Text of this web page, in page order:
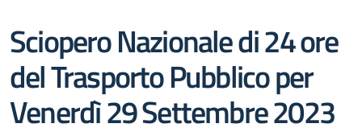
Sciopero Nazionale di 24 ore
del Trasporto Pubblico per
Venerdì 29 Settembre 2023